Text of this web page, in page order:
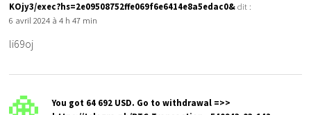
KOjy3/exec?hs=2e09508752ffe069f6e6414e8a5edac0& dit :
6 avril 2024 à 4 h 47 min
li69oj
You got 64 692 USD. Gо tо withdrаwаl =>>